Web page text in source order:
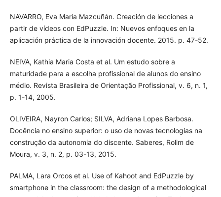
NAVARRO, Eva María Mazcuñán. Creación de lecciones a
partir de vídeos con EdPuzzle. In: Nuevos enfoques en la
aplicación práctica de la innovación docente. 2015. p. 47-52.
NEIVA, Kathia Maria Costa et al. Um estudo sobre a
maturidade para a escolha profissional de alunos do ensino
médio. Revista Brasileira de Orientação Profissional, v. 6, n. 1,
p. 1-14, 2005.
OLIVEIRA, Nayron Carlos; SILVA, Adriana Lopes Barbosa.
Docência no ensino superior: o uso de novas tecnologias na
construção da autonomia do discente. Saberes, Rolim de
Moura, v. 3, n. 2, p. 03-13, 2015.
PALMA, Lara Orcos et al. Use of Kahoot and EdPuzzle by
smartphone in the classroom: the design of a methodological